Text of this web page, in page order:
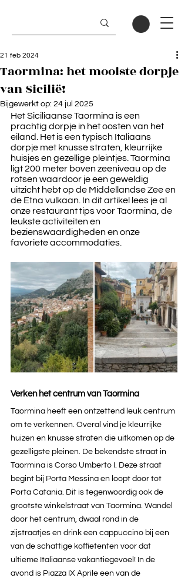
Taormina: het mooiste dorpje
van Sicilië!
21 feb 2024
Bijgewerkt op: 24 jul 2025
Het Siciliaanse Taormina is een
prachtig dorpje in het oosten van het
eiland. Het is een typisch Italiaans
dorpje met knusse straten, kleurrijke
huisjes en gezellige pleintjes. Taormina
ligt 200 meter boven zeeniveau op de
rotsen waardoor je een geweldig
uitzicht hebt op de Middellandse Zee en
de Etna vulkaan. In dit artikel lees je al
onze restaurant tips voor Taormina, de
leukste activiteiten en
bezienswaardigheden en onze
favoriete accommodaties.
Verken het centrum van Taormina
Taormina heeft een ontzettend leuk centrum
om te verkennen. Overal vind je kleurrijke
huizen en knusse straten die uitkomen op de
gezelligste pleinen. De bekendste straat in
Taormina is Corso Umberto I. Deze straat
begint bij Porta Messina en loopt door tot
Porta Catania. Dit is tegenwoordig ook de
grootste winkelstraat van Taormina. Wandel
door het centrum, dwaal rond in de
zijstraatjes en drink een cappuccino bij een
van de schattige koffietenten voor dat
ultieme Italiaanse vakantiegevoel! In de
avond is Piazza IX Aprile een van de